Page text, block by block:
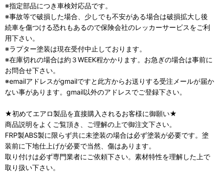
※指定部品につき車検対応品です。
※事故等で破損した場合、少しでも不安がある場合は破損拡大し後
続車を傷つける恐れもあるので保険会社のレッカーサービスをご利
用下さい。
※ラプター塗装は現在受付中止しております。
※在庫切れの場合は約３WEEK程かかります。お急ぎの場合は事前に
お問合せ下さい。
※emailアドレスがgmailですと此方からお送りする受注メールが届か
ない事があります。gmail以外のアドレスでご登録下さい。
★初めてエアロ製品を直接購入されるお客様に御願い★
商品説明をよくご覧頂き、ご理解の上で御注文下さい。
FRP製ABS製に限らず共に未塗装の場合は必ず塗装が必要です。塗
装前に下地仕上げが必要で当然、傷はあります。
取り付けは必ず専門業者にご依頼下さい。素材特性を理解した上で
取り扱い下さい。